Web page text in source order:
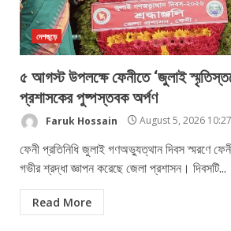
দেশজুড়ে
৫ আগস্ট উপলক্ষে ফেনীতে ‘জুলাই
প্রশাসকের পুষ্পস্তবক অর্পণ
Faruk Hossain August 5, 2026
ফেনী প্রতিনিধি ​জুলাই গণঅভ্যুত্থান দিবস স্মরণে
গভীর শ্রদ্ধা জ্ঞাপন করেছে জেলা প্রশাসন। দিবসটি...
Read More